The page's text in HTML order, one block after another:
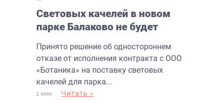
Световых качелей в новом
парке Балаково не будет
Принято решение об одностороннем
отказе от исполнения контракта с ООО
«Ботаника» на поставку световых
качелей для парка...
2 МИН Читать »